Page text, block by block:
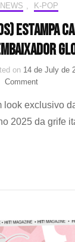
K-POP
estampa
on 14 de July de
Commenton
Know
(Stray
Kids)
Korea
embaixador
global
look exclusivo
2025 da grife